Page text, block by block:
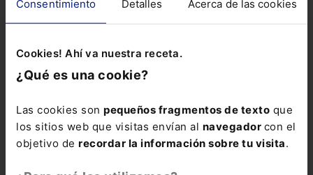
Consentimiento Detalles Acerca de las cookies
Cookies! Ahí va nuestra receta.
¿Qué es una cookie?
Las cookies son pequeños fragmentos de texto que
los sitios web que visitas envían al navegador con el
objetivo de recordar la información sobre tu visita.